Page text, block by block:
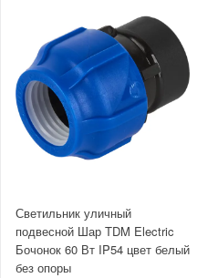
Светильник уличный
подвесной Шар TDM Electric
Бочонок 60 Вт IP54 цвет белый
без опоры